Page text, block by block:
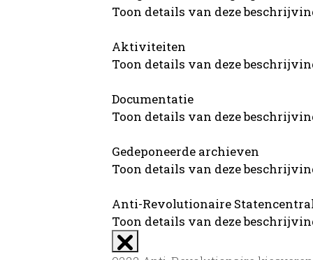
Toon details van deze
Aktiviteiten
Toon details van deze
Documentatie
Toon details van deze
Gedeponeerde archieven
Toon details van deze
Anti-Revolutionaire
Toon details van deze